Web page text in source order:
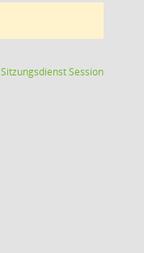
SitzungsdienstSession(Wird in